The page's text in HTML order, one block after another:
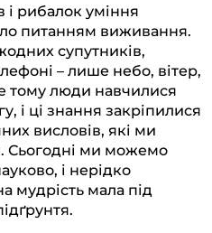
і рибалок уміння
питанням виживання.
супутників,
– лише небо, вітер,
тому люди навчилися
і ці знання закріпилися
висловів, які ми
Сьогодні ми можемо
і нерідко
мудрість мала під